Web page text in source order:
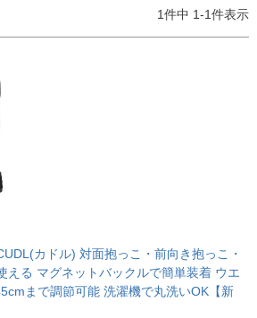
1件中 1-1件表示
カドル) 対面抱っこ・前向き抱っこ・
える マグネットバックルで簡単装着 ウエ
まで調節可能 洗濯機で丸洗いOK【新